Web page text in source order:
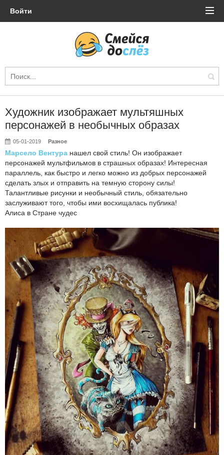
Войти
Художник изображает мультяшных
персонажей в необычных образах
05-01-2019 Разное
Марсело Вентура нашел свой стиль! Он изображает
персонажей мультфильмов в страшных образах! Интересная
параллель, как быстро и легко можно из добрых персонажей
сделать злых и отправить на темную сторону силы!
Талантливые рисунки и необычный стиль, обязательно
заслуживают того, чтобы ими восхищалась публика!
Алиса в Стране чудес